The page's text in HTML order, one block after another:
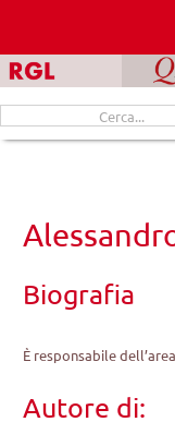
content
Cerca
per:
Biografia
È responsabile
Autore di: